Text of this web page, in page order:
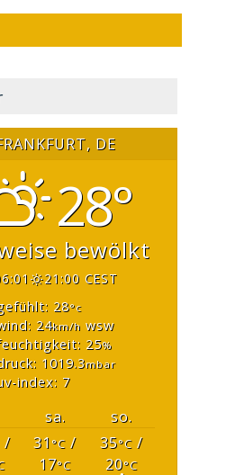
DE
28°
bewölkt
21:00 CEST
28°c
24km/h wsw
25%
1019.3mbar
index: 7
sa.
so.
/
31 °C /
17°C
35°C /
20°C